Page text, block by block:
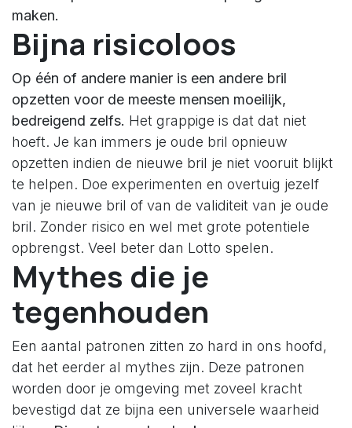
maken.
Bijna risicoloos
Op één of andere manier is een andere bril
opzetten voor de meeste mensen moeilijk,
bedreigend zelfs. Het grappige is dat dat niet
hoeft. Je kan immers je oude bril opnieuw
opzetten indien de nieuwe bril je niet vooruit blijkt
te helpen. Doe experimenten en overtuig jezelf
van je nieuwe bril of van de validiteit van je oude
bril. Zonder risico en wel met grote potentiele
opbrengst. Veel beter dan Lotto spelen.
Mythes die je
tegenhouden
Een aantal patronen zitten zo hard in ons hoofd,
dat het eerder al mythes zijn. Deze patronen
worden door je omgeving met zoveel kracht
bevestigd dat ze bijna een universele waarheid